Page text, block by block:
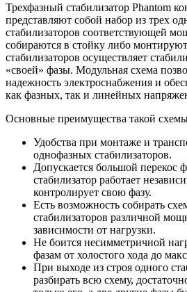
Трехфазный стабилизатор Phantom
представляют собой набор из трех
стабилизаторов соответствующей
собираются в стойку либо
стабилизаторов осуществляет
«своей» фазы. Модульная схема
надежность электроснабжения и
как фазных, так и линейных
Основные преимущества такой
Удобства при монтаже и
однофазных стабилизаторов.
Допускается большой перекос
стабилизатор работает
контролирует свою фазу.
Есть возможность собирать
стабилизаторов различной
зависимости от нагрузки.
Не боится несимметричной
фазам от холостого хода до
При выходе из строя одного
разбирать всю схему,